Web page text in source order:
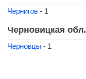
Чернигов - 1
Черновицкая обл.
Черновцы - 1